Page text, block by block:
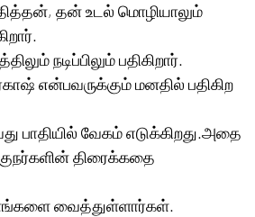
தன் உடல் மொழியாலும்
நடிப்பிலும் பதிகிறார்.
என்பவருக்கும் மனதில் பதிகிற
பாதியில் வேகம் எடுக்கிறது.அதை
திரைக்கதை
வைத்துள்ளார்கள்.